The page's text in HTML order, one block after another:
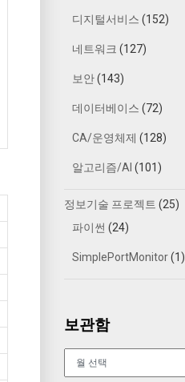
디지털서비스 (152)
네트워크 (127)
보안(143)
데이터베이스 (72)
CA/운영체제 (128)
알고리즘/AI (101)
정보기술 프로젝트 (25)
파이썬 (24)
SimplePortMonitor(1)
보관함